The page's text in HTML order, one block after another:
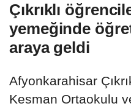
Çıkrıklı
yemeğinde
araya geldi
Afyonkarahisar
Kesman Ortaokulu